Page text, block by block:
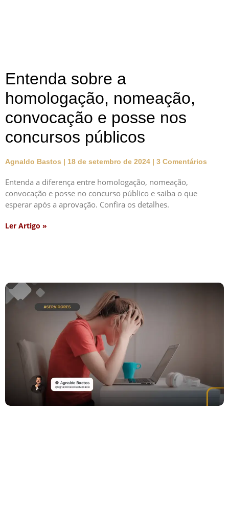
Entenda sobre a
homologação, nomeação,
convocação e posse nos
concursos públicos
Agnaldo Bastos 18 de setembro de 2024 3 Comentários
Entenda a diferença entre homologação, nomeação,
convocação e posse no concurso público e saiba o que
esperar após a aprovação. Confira os detalhes.
Ler Artigo »